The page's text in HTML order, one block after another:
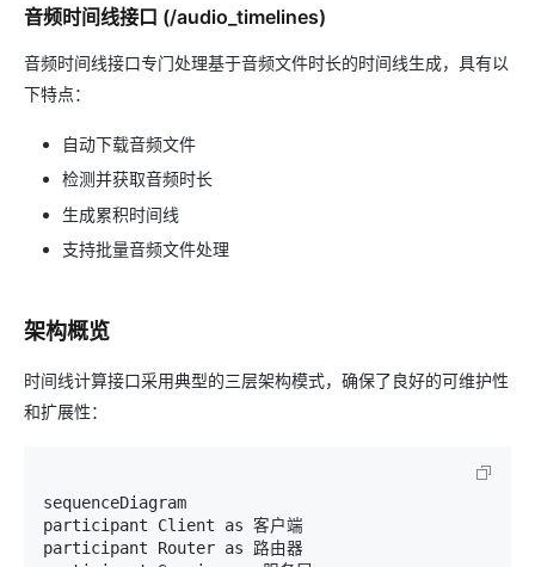
音频时间线接口 (/audio_timelines)
音频时间线接口专门处理基于音频文件时长的时间线生成，具有以
下特点：
自动下载音频文件
检测并获取音频时长
生成累积时间线
支持批量音频文件处理
架构概览
时间线计算接口采用典型的三层架构模式，确保了良好的可维护性
和扩展性：
sequenceDiagram
participant Client as 客户端
participant Router as 路由器